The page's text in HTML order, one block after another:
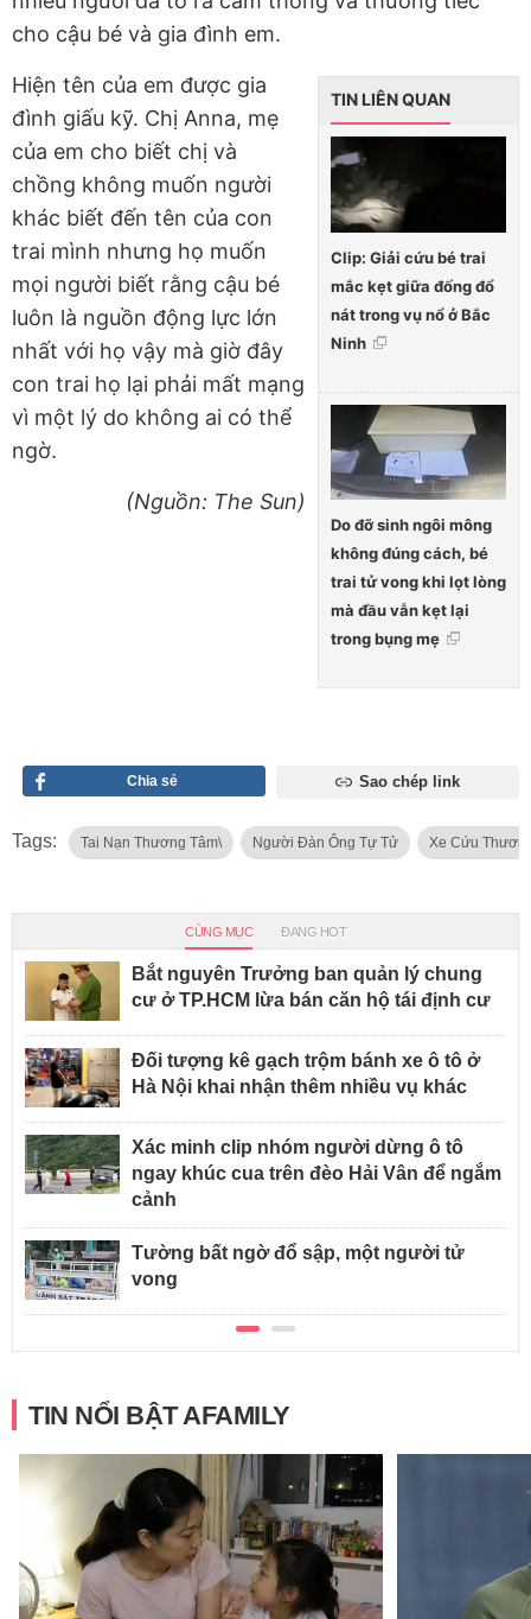
cho cậu bé và gia đình em.
TIN LIÊN QUAN
Clip: Giải cứu bé trai
mắc kẹt giữa đống đổ
nát trong vụ nổ ở Bắc
Ninh
Do đỡ sinh ngôi mông
không đúng cách, bé
trai tử vong khi lọt lòng
mà đầu vẫn kẹt lại
trong bụng mẹ
Hiện tên của em được gia
đình giấu kỹ. Chị Anna, mẹ
của em cho biết chị và
chồng không muốn người
khác biết đến tên của con
trai mình nhưng họ muốn
mọi người biết rằng cậu bé
luôn là nguồn động lực lớn
nhất với họ vậy mà giờ đây
con trai họ lại phải mất mạng
vì một lý do không ai có thể
ngờ.
(Nguồn: The Sun)
Chia sẻ Sao chép link
Tags: Tai Nạn Thương Tâm\ Người Đàn Ông Tự Tử Xe Cứu
CÙNG MỤC ĐANG HOT
Bắt nguyên Trưởng ban quản lý chung
cư ở TP.HCM lừa bán căn hộ tái định cư
Đối tượng kê gạch trộm bánh xe ô tô ở
Hà Nội khai nhận thêm nhiều vụ khác
Xác minh clip nhóm người dừng ô tô
ngay khúc cua trên đèo Hải Vân để ngắm
cảnh
Tường bất ngờ đổ sập, một người tử
vong
TIN NỔI BẬT AFAMILY